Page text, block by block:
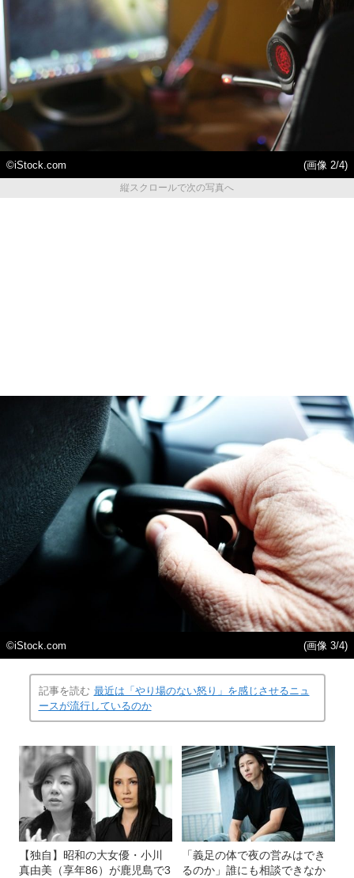
©iStock.com
(画像 2/4)
縦スクロールで次の写真へ
©iStock.com (画像 3/4)
記事を読む 最近は「やり場のない怒り」を感じさせるニュ
ースが流行しているのか
【独自】昭和の大女優・小川
真由美（享年86）が鹿児島で3
「義足の体で夜の営みはでき
るのか」誰にも相談できなか